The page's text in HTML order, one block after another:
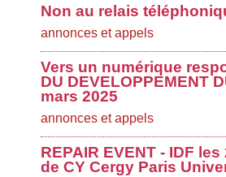
Non au relais
annonces et appels
Vers un numérique
DU DEVELOPPEMENT
mars 2025
annonces et appels
REPAIR EVENT - IDF
de CY Cergy Paris